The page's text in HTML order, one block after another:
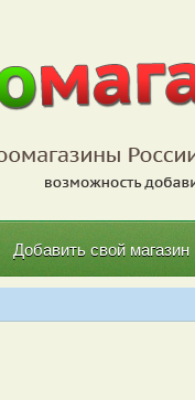
Добавить свой магазин